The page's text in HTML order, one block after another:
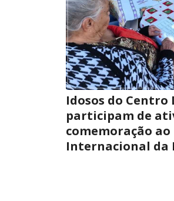
Idosos do Centro
participam de
comemoração ao
Internacional da